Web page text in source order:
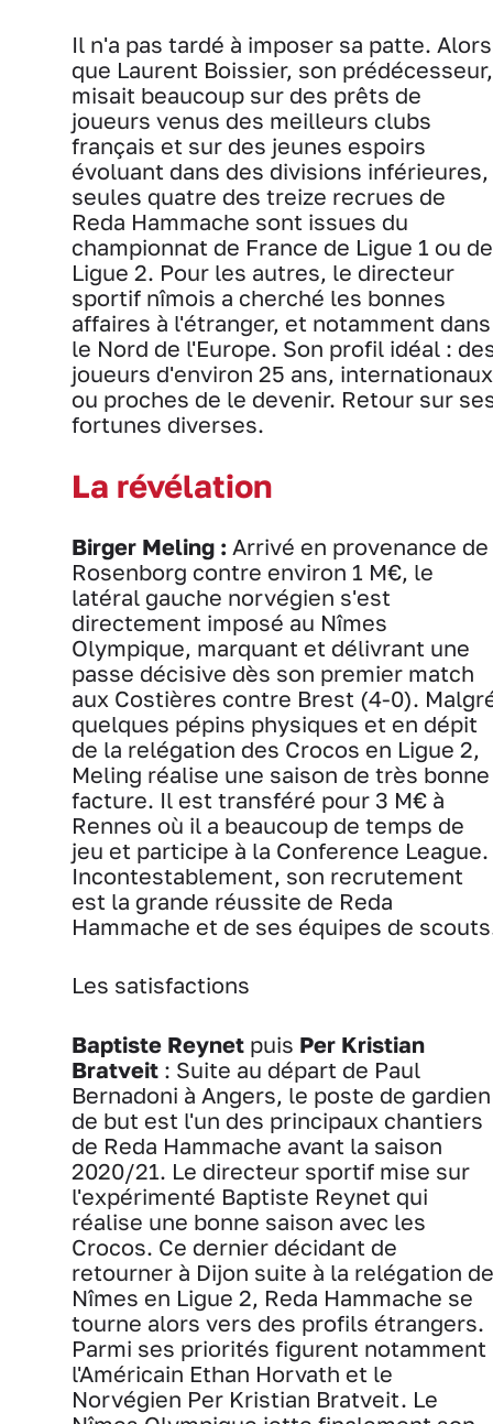
Il n'a pas tardé à imposer sa patte. Alors
que Laurent Boissier, son prédécesseur,
misait beaucoup sur des prêts de
joueurs venus des meilleurs clubs
français et sur des jeunes espoirs
évoluant dans des divisions inférieures,
seules quatre des treize recrues de
Reda Hammache sont issues du
championnat de France de Ligue 1 ou de
Ligue 2. Pour les autres, le directeur
sportif nîmois a cherché les bonnes
affaires à l'étranger, et notamment dans
le Nord de l'Europe. Son profil idéal :
joueurs d'environ 25 ans, internationaux
ou proches de le devenir. Retour sur
fortunes diverses.
La révélation
Birger Meling : Arrivé en provenance de
Rosenborg contre environ 1 M€, le
latéral gauche norvégien s'est
directement imposé au Nîmes
Olympique, marquant et délivrant une
passe décisive dès son premier match
aux Costières contre Brest (4-0).
quelques pépins physiques et en dépit
de la relégation des Crocos en Ligue 2,
Meling réalise une saison de très bonne
facture. Il est transféré pour 3 M€ à
Rennes où il a beaucoup de temps de
jeu et participe à la Conference League.
Incontestablement, son recrutement
est la grande réussite de Reda
Hammache et de ses équipes de
Les satisfactions
Baptiste Reynet puis Per Kristian
Bratveit : Suite au départ de Paul
Bernadoni à Angers, le poste de gardien
de but est l'un des principaux chantiers
de Reda Hammache avant la saison
2020/21. Le directeur sportif mise sur
l'expérimenté Baptiste Reynet qui
réalise une bonne saison avec les
Crocos. Ce dernier décidant de
retourner à Dijon suite à la relégation de
Nîmes en Ligue 2, Reda Hammache se
tourne alors vers des profils étrangers.
Parmi ses priorités figurent notamment
l'Américain Ethan Horvath et le
Norvégien Per Kristian Bratveit. Le